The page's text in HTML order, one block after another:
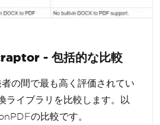
- 包括的な比較
の間で最も高く評価されてい
ライブラリを比較します。以
の比較です。